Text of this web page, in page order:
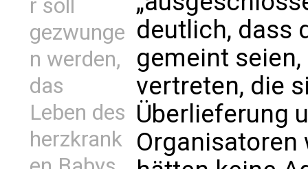
r soll
gezwunge
n werden,
das
Leben des
herzkrank
deutlich, dass
gemeint
vertreten, die
Überlieferung
Organisatoren